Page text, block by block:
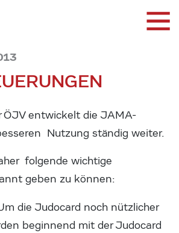
ÖJV entwickelt die JAMA-
Nutzung ständig weiter.
folgende wichtige
geben zu können:
die Judocard noch nützlicher
beginnend mit der Judocard